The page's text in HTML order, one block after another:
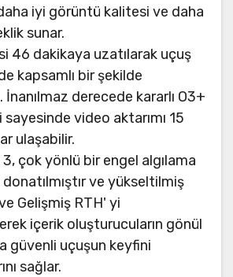
iyi görüntü kalitesi ve daha
sunar.
46 dakikaya uzatılarak uçuş
kapsamlı bir şekilde
derecede kararlı O3+
video aktarımı 15
ulaşabilir.
çok yönlü bir engel algılama
ve yükseltilmiş
Gelişmiş RTH' yi
içerik oluşturucuların gönül
güvenli uçuşun keyfini
sağlar.